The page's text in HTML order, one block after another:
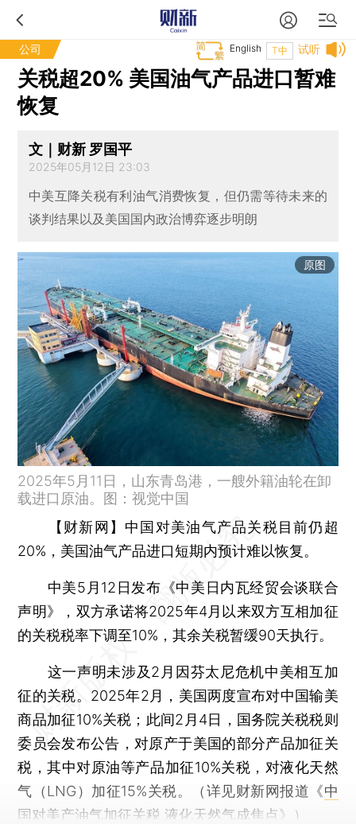
公司 试听
T中
English
关税超20% 美国油气产品进口暂难
恢复
文｜财新 罗国平
2025年05月12日 23:03
中美互降关税有利油气消费恢复，但仍需等待未来的
谈判结果以及美国国内政治博弈逐步明朗
原图
2025年5月11日，山东青岛港，一艘外籍油轮在卸
载进口原油。图：视觉中国
【财新网】 中国对美油气产品关税目前仍超
20%，美国油气产品进口短期内预计难以恢复。
中美5月12日发布《中美日内瓦经贸会谈联合
声明》，双方承诺将2025年4月以来双方互相加征
的关税税率下调至10%，其余关税暂缓90天执行。
这一声明未涉及2月因芬太尼危机中美相互加
征的关税。2025年2月，美国两度宣布对中国输美
商品加征10%关税；此间2月4日，国务院关税税则
委员会发布公告，对原产于美国的部分产品加征关
税，其中对原油等产品加征10%关税，对液化天然
气（LNG）加征15%关税。（详见财新网报道《中
国对美产油气加征关税 液化天然气成焦点》）